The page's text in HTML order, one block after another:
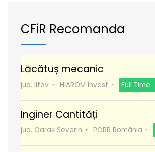
CFiR Recomanda
Lăcătuș mecanic
jud. Ilfov HIAROM Invest Full Time
Inginer Cantități
jud. Caraș Severin PORR România